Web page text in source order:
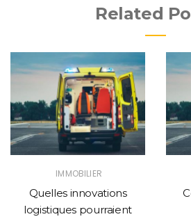
Related
IMMOBILIER
Quelles innovations
logistiques pourraient